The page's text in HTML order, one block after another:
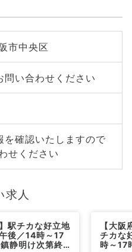
市中央区
問い合わせください
を確認いたしますので
せください
求人
駅チカな好立地
後／14時～17
静明け次第終
【大
チカな
時～17